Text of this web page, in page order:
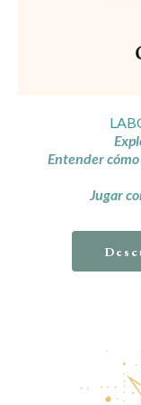
Entender
Jugar